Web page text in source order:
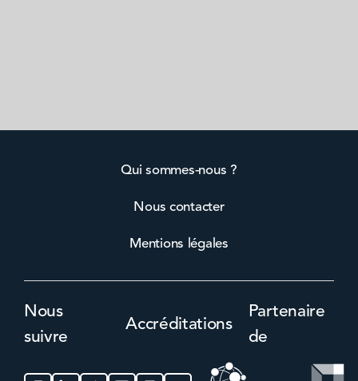
Qui sommes-nous ?
Nous contacter
Mentions légales
Nous
suivre
Accréditations
Partenaire
de